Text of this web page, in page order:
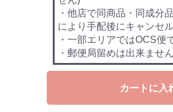
・他店で同商品・同成分
により手配後にキャンセ
・一部エリアではOCS便
・郵便局留めは出来ません
カートに入